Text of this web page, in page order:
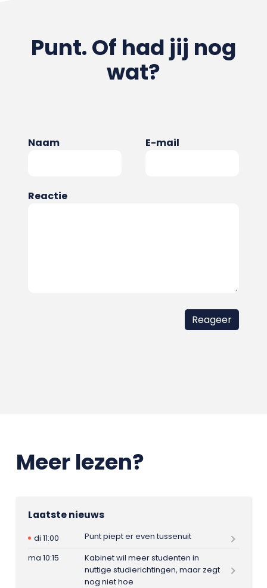
Punt. Of had jij nog
wat?
Naam E-mail
Reactie
Meer lezen?
Laatste nieuws
di 11:00
Punt piept er even tussenuit
ma 10:15
Kabinet wil meer studenten in
nuttige studierichtingen, maar zegt
nog niet hoe